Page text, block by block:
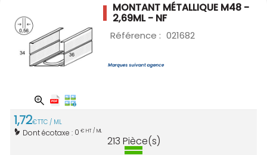
MONTANT MÉTALLIQUE M48 -
2,69ML - NF
Référence : 021682
1,72€TTC / ML
Dont écotaxe : 0 € HT / ML
213 Pièce(s)